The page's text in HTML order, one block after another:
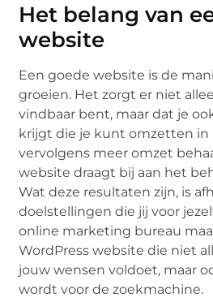
Het belang van
website
Een goede website is de
groeien. Het zorgt er niet
vindbaar bent, maar dat je
krijgt die je kunt omzetten in
vervolgens meer omzet
website draagt bij aan het
Wat deze resultaten zijn, is
doelstellingen die jij voor
online marketing bureau
WordPress website die niet
jouw wensen voldoet, maar
wordt voor de zoekmachine.